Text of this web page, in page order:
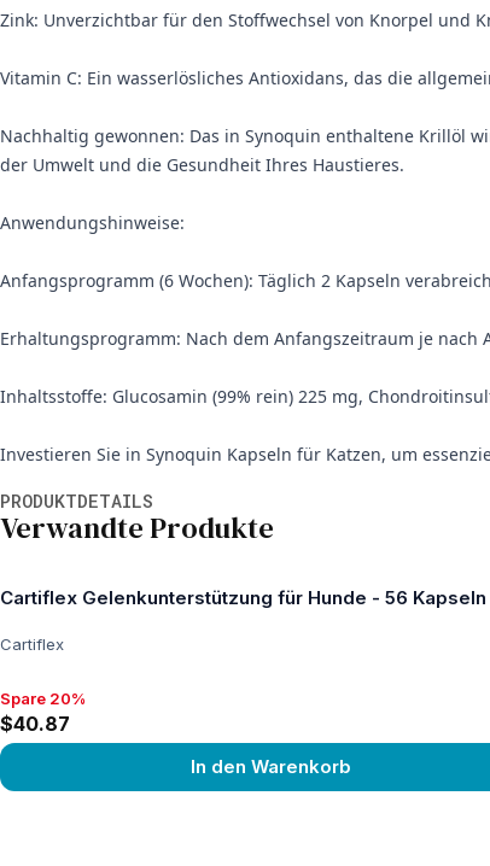
Zink: Unverzichtbar für den Stoffwechsel von Knorpel und
Vitamin C: Ein wasserlösliches Antioxidans, das die
Nachhaltig gewonnen: Das in Synoquin enthaltene Krillöl
der Umwelt und die Gesundheit Ihres Haustieres.
Anwendungshinweise:
Anfangsprogramm (6 Wochen): Täglich 2 Kapseln
Erhaltungsprogramm: Nach dem Anfangszeitraum je
Inhaltsstoffe: Glucosamin (99% rein) 225 mg,
Investieren Sie in Synoquin Kapseln für Katzen, um
PRODUKTDETAILS
Verwandte Produkte
Cartiflex Gelenkunterstützung für Hunde - 56 Kapseln
Cartiflex
Spare 20%, $40.87
Spare 20%
$40.87
In den Warenkorb